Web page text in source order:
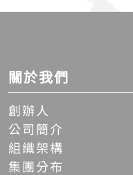
關於我們
創辦人
公司簡介
組織架構
集團分布